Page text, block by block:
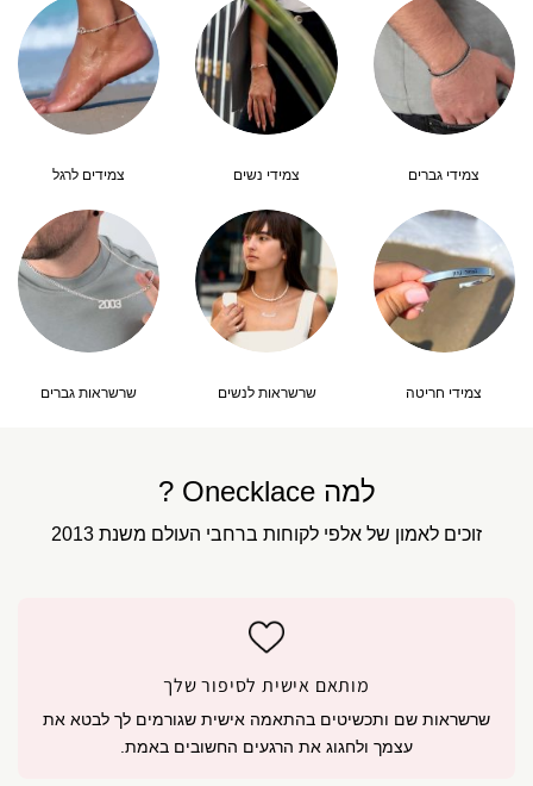
צמידי גברים צמידי נשים צמידים לרגל
צמידי חריטה שרשראות לנשים שרשראות גברים
למה Onecklace ?
זוכים לאמון של אלפי לקוחות ברחבי העולם משנת 2013
מותאם אישית לסיפור שלך
שרשראות שם ותכשיטים בהתאמה אישית שגורמים לך לבטא את
עצמך ולחגוג את הרגעים החשובים באמת.